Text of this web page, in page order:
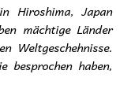
Hiroshima, Japan
mächtige Länder
Weltgeschehnisse.
haben,